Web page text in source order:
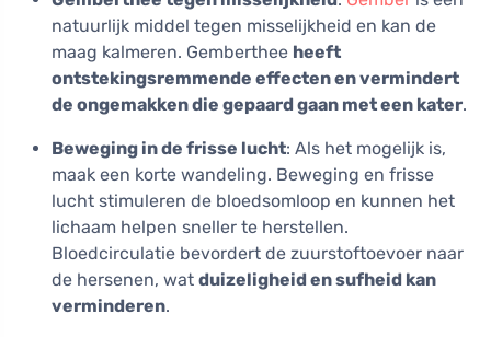
natuurlijk middel tegen misselijkheid en kan de
maag kalmeren. Gemberthee heeft
ontstekingsremmende effecten en vermindert
de ongemakken die gepaard gaan met een kater.
Beweging in de frisse lucht: Als het mogelijk is,
maak een korte wandeling. Beweging en frisse
lucht stimuleren de bloedsomloop en kunnen het
lichaam helpen sneller te herstellen.
Bloedcirculatie bevordert de zuurstoftoevoer naar
de hersenen, wat duizeligheid en sufheid kan
verminderen.